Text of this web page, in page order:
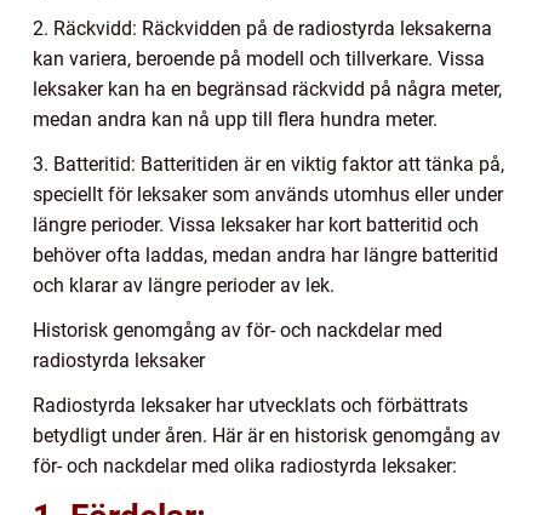
2. Räckvidd: Räckvidden på de radiostyrda leksakerna
kan variera, beroende på modell och tillverkare. Vissa
leksaker kan ha en begränsad räckvidd på några meter,
medan andra kan nå upp till flera hundra meter.
3. Batteritid: Batteritiden är en viktig faktor att tänka på,
speciellt för leksaker som används utomhus eller under
längre perioder. Vissa leksaker har kort batteritid och
behöver ofta laddas, medan andra har längre batteritid
och klarar av längre perioder av lek.
Historisk genomgång av för- och nackdelar med
radiostyrda leksaker
Radiostyrda leksaker har utvecklats och förbättrats
betydligt under åren. Här är en historisk genomgång av
för- och nackdelar med olika radiostyrda leksaker: